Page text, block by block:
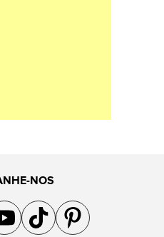
NOS
no Facebook
a gente no Instagram
a gente no YouTube
Acompanhe a gente no TikTok
Acompanhe a gente no